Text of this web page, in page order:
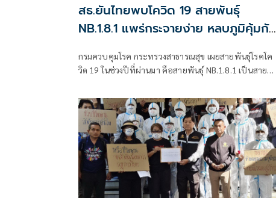
สธ.ยันไทยพบโควิด 19 สายพันธุ์
NB.1.8.1 แพร่กระจายง่าย หลบภูมิคุ้มกัน
กรมควบคุมโรค กระทรวงสาธารณสุข เผยสายพันธุ์โรคโค
วิด 19 ในช่วงปีที่ผ่านมา คือสายพันธุ์ NB.1.8.1 เป็นสาย
ของโรคอย่างรวดเร็วหรือโรครุนแรงมากขึ้น